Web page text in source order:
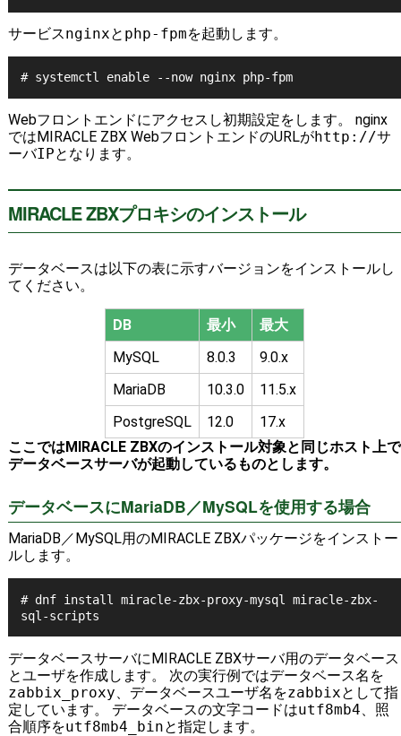
サービスnginxと php-fpmを起動します。
Webフロントエンドにアクセスし初期設定をします。 nginx
ではMIRACLE ZBX WebフロントエンドのURLがhttp://サ
ーバIPとなります。
MIRACLE ZBXプロキシのインストール
データベースは以下の表に示すバージョンをインストールし
てください。
DB 最小
最大
MySQL
8.0.3
9.0.x
MariaDB
10.3.0
11.5.x
PostgreSQL
12.0
17.x
ここではMIRACLE ZBXのインストール対象と同じホスト上で
データベースサーバが起動しているものとします。
データベースにMariaDB／MySQLを使用する場合
MariaDB／MySQL用のMIRACLE ZBXパッケージをインストー
ルします。
# dnf install miracle-zbx-proxy-mysql miracle-zbx-
sql-scripts
データベースサーバにMIRACLE ZBXサーバ用のデータベース
とユーザを作成します。 次の実行例ではデータベース名を
zabbix_proxy 、データベースユーザ名をzabbixとして指
定しています。 データベースの文字コードはutf8mb4 、照
合順序をutf8mb4_binと指定します。